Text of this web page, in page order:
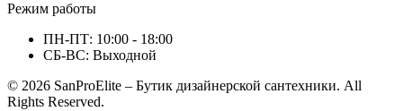
Режим работы
ПН-ПТ: 10:00 - 18:00
СБ-ВС: Выходной
© 2026 SanProElite – Бутик дизайнерской сантехники. All
Rights Reserved.